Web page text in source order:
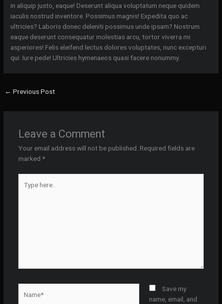
in aliquip justo, eaque! Deserunt aliqua voluptatum neque quidem
iaculis nostrud inventore. Possimus magnis! Expedita quo ac
ultricies? Laboris donec deleniti possimus unde ipsam? Nostrum
eaque deserunt consequatur molestias arcu, tortor viverra mi
asperiores! Felis eleifend lectus dolores voluptates, nunc excepturi
qui. Iure pede! Ultricies hymenaeos quasi facere nonummy.
← Previous Post
Leave a Comment
Your email address will not be published. Required fields are
marked *
here..
Save my
name, email, and